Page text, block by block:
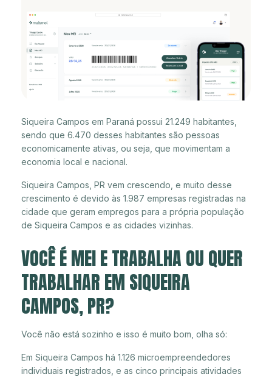
Siqueira Campos em Paraná possui 21.249 habitantes,
sendo que 6.470 desses habitantes são pessoas
economicamente ativas, ou seja, que movimentam a
economia local e nacional.
Siqueira Campos, PR vem crescendo, e muito desse
crescimento é devido às 1.987 empresas registradas na
cidade que geram empregos para a própria população
de Siqueira Campos e as cidades vizinhas.
VOCÊ É MEI E TRABALHA OU QUER
TRABALHAR EM SIQUEIRA
CAMPOS, PR?
Você não está sozinho e isso é muito bom, olha só:
Em Siqueira Campos há 1.126 microempreendedores
individuais registrados, e as cinco principais atividades